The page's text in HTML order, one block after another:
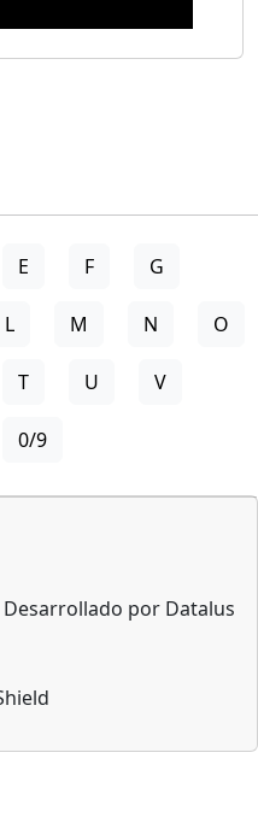
E F G
L M N O
T U V
0/9
Desarrollado por Datalus